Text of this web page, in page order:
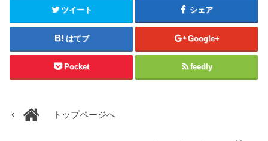
ツイート シェア
はてブ Google+
Pocket feedly
トップページへ